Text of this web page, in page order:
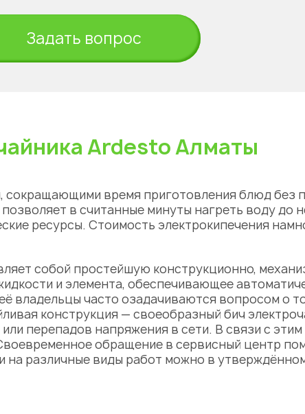
Задать вопрос
Ardesto Алматы
время приготовления блюд без
в считанные минуты нагреть воду до
ресурсы. Стоимость электрокипечения
собой простейшую конструкционно,
и элемента, обеспечивающее
владельцы часто озадачиваются вопросом о
конструкция — своеобразный бич
перепадов напряжения в сети. В связи с
обращение в сервисный центр
на различные виды работ можно в